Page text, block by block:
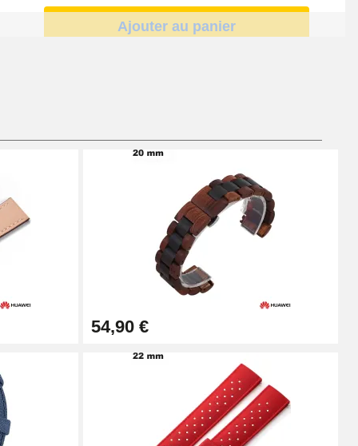
Ajouter au panier
Ajouter au panier
Ajouter au panier
Ajouter au panier
Ajouter au panier
54,90 €